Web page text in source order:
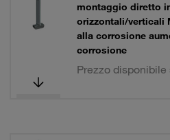
montaggio diretto
orizzontali/verticali
alla corrosione
corrosione
Prezzo